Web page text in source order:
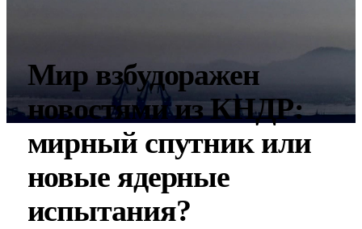
Мир взбудоражен
новостями из КНДР:
мирный спутник или
новые ядерные
испытания?